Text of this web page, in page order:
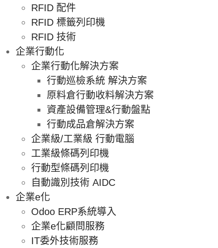
RFID 配件
RFID 標籤列印機
RFID 技術
企業行動化
企業行動化解決方案
行動巡檢系統 解決方案
原料倉行動收料解決方案
資產設備管理&行動盤點
行動成品倉解決方案
企業級/工業級 行動電腦
工業級條碼列印機
行動型條碼列印機
自動識別技術 AIDC
企業e化
Odoo ERP系統導入
企業e化顧問服務
IT委外技術服務